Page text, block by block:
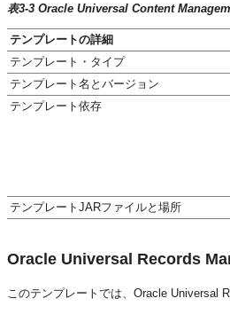
表3-3 Oracle Universal Content
テンプレートの詳細
テンプレート・タイプ
テンプレート名とバージョン
テンプレート依存
テンプレートJARファイルと場所
Oracle Universal Records
このテンプレートでは、Oracle Universal